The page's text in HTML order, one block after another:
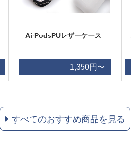
AirPodsPUレザーケース
1,350円〜
すべてのおすすめ商品を見る